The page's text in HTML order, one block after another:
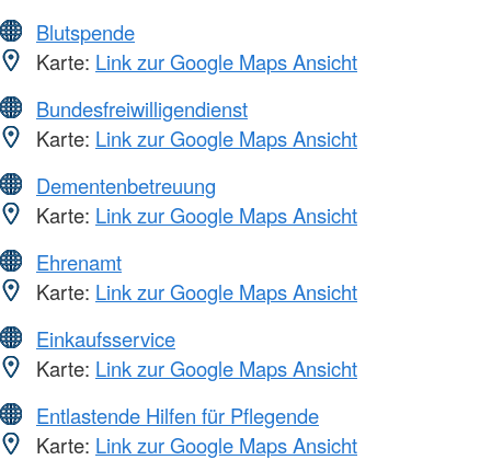
Blutspende
Karte: Link zur Google Maps Ansicht
Bundesfreiwilligendienst
Karte: Link zur Google Maps Ansicht
Dementenbetreuung
Karte: Link zur Google Maps Ansicht
Ehrenamt
Karte: Link zur Google Maps Ansicht
Einkaufsservice
Karte: Link zur Google Maps Ansicht
Entlastende Hilfen für Pflegende
Karte: Link zur Google Maps Ansicht